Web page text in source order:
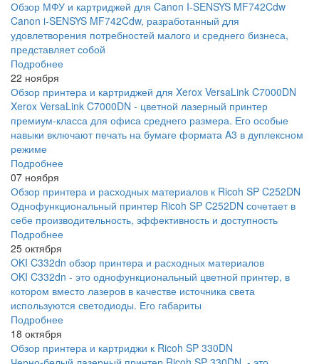
Обзор МФУ и картриджей для Canon I-SENSYS MF742Cdw
Canon i-SENSYS MF742Cdw, разработанный для
удовлетворения потребностей малого и среднего бизнеса,
представляет собой
Подробнее
22 ноября
Обзор принтера и картриджей для Xerox VersaLink C7000DN
Xerox VersaLink C7000DN - цветной лазерный принтер
премиум-класса для офиса среднего размера. Его особые
навыки включают печать на бумаге формата A3 в дуплексном
режиме
Подробнее
07 ноября
Обзор принтера и расходных материалов к Ricoh SP C252DN
Однофункциональный принтер Ricoh SP C252DN сочетает в
себе производительность, эффективность и доступность
Подробнее
25 октября
OKI C332dn обзор принтера и расходных материалов
OKI C332dn - это однофункциональный цветной принтер, в
котором вместо лазеров в качестве источника света
используются светодиоды. Его габариты
Подробнее
18 октября
Обзор принтера и картриджи к Ricoh SP 330DN